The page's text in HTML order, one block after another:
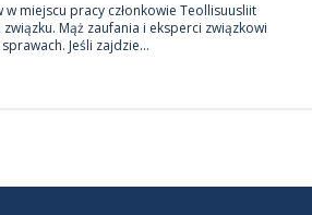
miejscu pracy człon­kowie Teol­li­suus­liit
Mąż zau­fa­nia i eks­perci związ­kowi
Jeśli zajdzie...